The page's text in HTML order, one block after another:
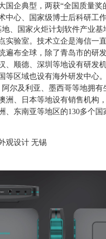
国企典型，两获“全国质量奖
中心、国家级博士后科研工
地、国家火炬计划软件产业基
实验室。技术立企是海信一
遍布全球，除了青岛市的研
、顺德、深圳等地设有研发
等区域也设有海外研发中心。
尔及利亚、墨西哥等地拥有
洲、日本等地设有销售机构
、东南亚等地区的130多个国
观设计 无锡